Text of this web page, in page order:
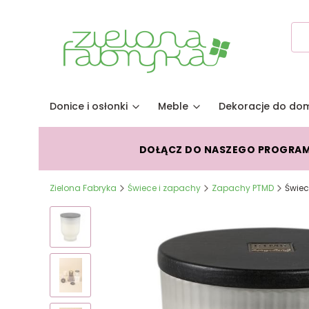
Donice i osłonki Meble Dekoracje do
DOŁĄCZ DO NASZEGO
Zielona Fabryka Świece i zapachy Zapachy PTMD